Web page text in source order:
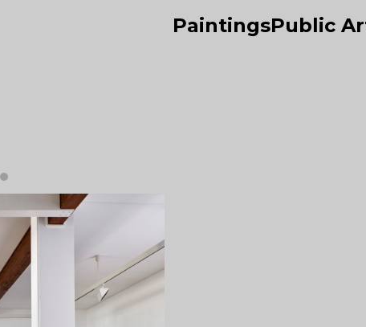
PaintingsPublic